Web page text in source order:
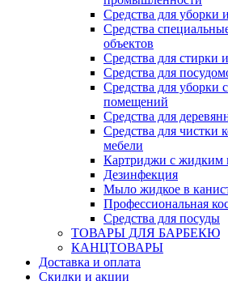
Средства для уборки
Средства
объектов
Средства для стирки
Средства для
Средства для уборки
помещений
Средства для
Средства для чистки
мебели
Картриджи с жидким
Дезинфекция
Мыло жидкое в
Профессиональная
Средства для посуды
ТОВАРЫ ДЛЯ БАРБЕКЮ
КАНЦТОВАРЫ
Доставка и оплата
Скидки и акции